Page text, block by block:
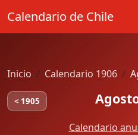
Calendario de Chile
Inicio Calendario 1906
< 1905
Calendario